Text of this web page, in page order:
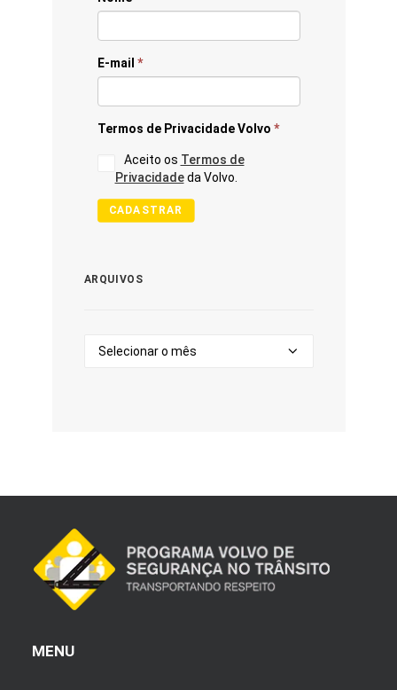
E-mail *
Termos de Privacidade Volvo *
Aceito os Termos de
Privacidadeda Volvo.
CADASTRAR
ARQUIVOS
Arquivos
MENU